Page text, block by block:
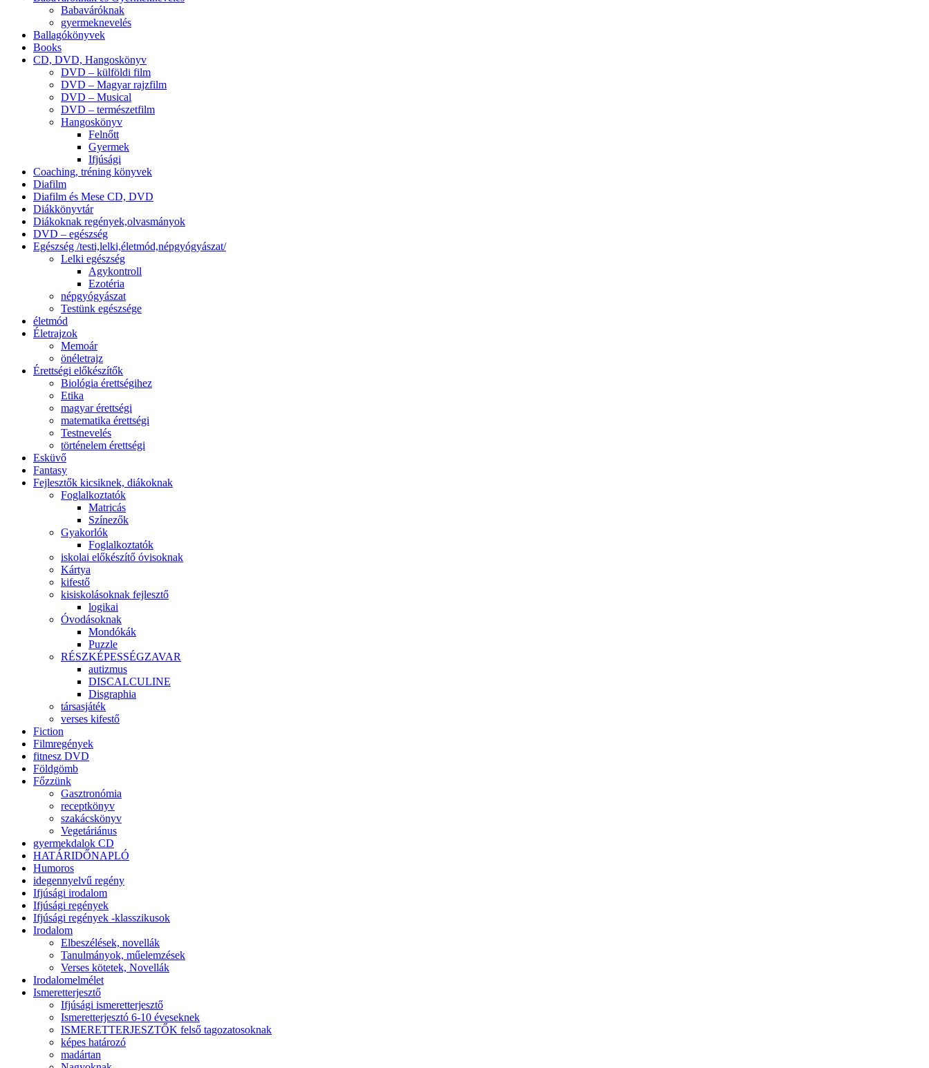
Babaváróknak
gyermeknevelés
Ballagókönyvek
Books
CD, DVD, Hangoskönyv
DVD – külföldi film
DVD – Magyar rajzfilm
DVD – Musical
DVD – természetfilm
Hangoskönyv
Felnőtt
Gyermek
Ifjúsági
Coaching, tréning könyvek
Diafilm
Diafilm és Mese CD, DVD
Diákkönyvtár
Diákoknak regények,olvasmányok
DVD – egészség
Egészség /testi,lelki,életmód,népgyógyászat/
Lelki egészség
Agykontroll
Ezotéria
népgyógyászat
Testünk egészsége
életmód
Életrajzok
Memoár
önéletrajz
Érettségi előkészítők
Biológia érettségihez
Etika
magyar érettségi
matematika érettségi
Testnevelés
történelem érettségi
Esküvő
Fantasy
Fejlesztők kicsiknek, diákoknak
Foglalkoztatók
Matricás
Színezők
Gyakorlók
Foglalkoztatók
iskolai előkészítő óvisoknak
Kártya
kifestő
kisiskolásoknak fejlesztő
logikai
Óvodásoknak
Mondókák
Puzzle
RÉSZKÉPESSÉGZAVAR
autizmus
DISCALCULINE
Disgraphia
társasjáték
verses kifestő
Fiction
Filmregények
fitnesz DVD
Földgömb
Főzzünk
Gasztronómia
receptkönyv
szakácskönyv
Vegetáriánus
gyermekdalok CD
HATÁRIDŐNAPLÓ
Humoros
idegennyelvű regény
Ifjúsági irodalom
Ifjúsági regények
Ifjúsági regények -klasszikusok
Irodalom
Elbeszélések, novellák
Tanulmányok, műelemzések
Verses kötetek, Novellák
Irodalomelmélet
Ismeretterjesztő
Ifjúsági ismeretterjesztő
Ismeretterjesztó 6-10 éveseknek
ISMERETTERJESZTŐK felső tagozatosoknak
képes határozó
madártan